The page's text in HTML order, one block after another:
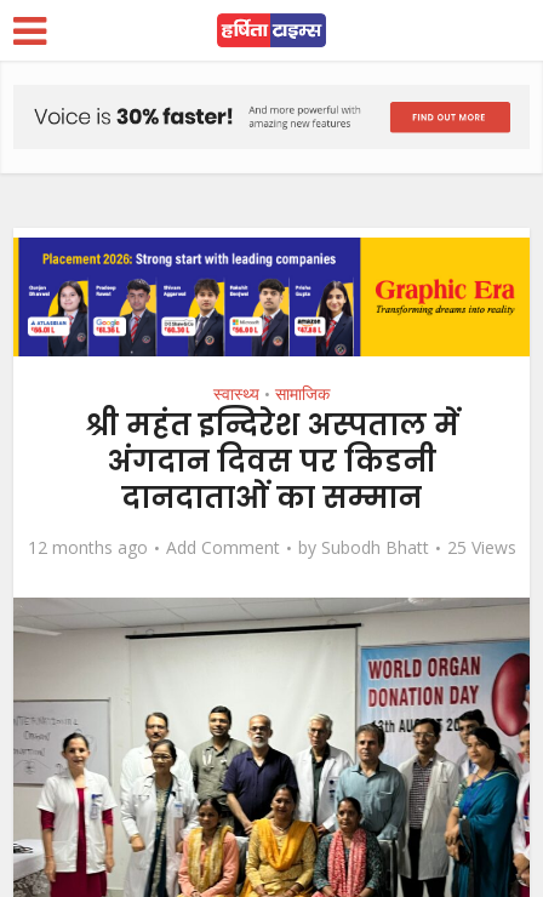
स्वास्थ्य • सामाजिक
श्री महंत इन्दिरेश अस्पताल में
अंगदान दिवस पर किडनी
दानदाताओं का सम्मान
12 months ago Add Comment by Subodh Bhatt 25 Views